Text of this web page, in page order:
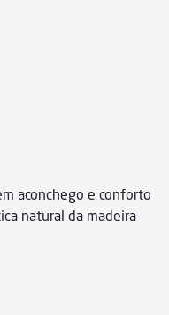
aconchego e conforto
natural da madeira